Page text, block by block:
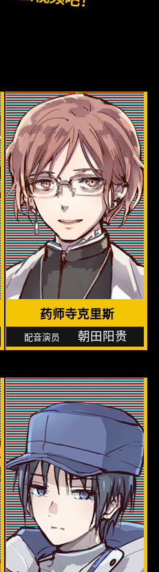
药师寺克里斯
朝田阳贵